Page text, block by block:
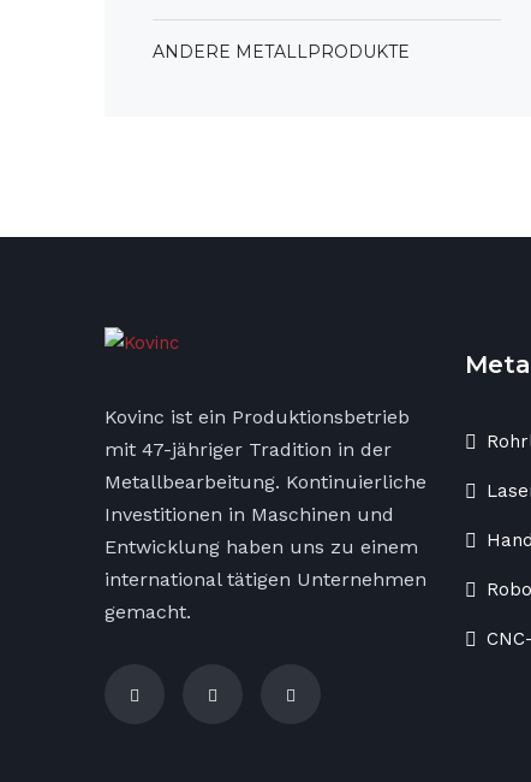
ANDERE METALLPRODUKTE
Kovinc ist ein Produktionsbetrieb
mit 47-jähriger Tradition in der
Metallbearbeitung. Kontinuierliche
Investitionen in Maschinen und
Entwicklung haben uns zu einem
international tätigen Unternehmen
gemacht.